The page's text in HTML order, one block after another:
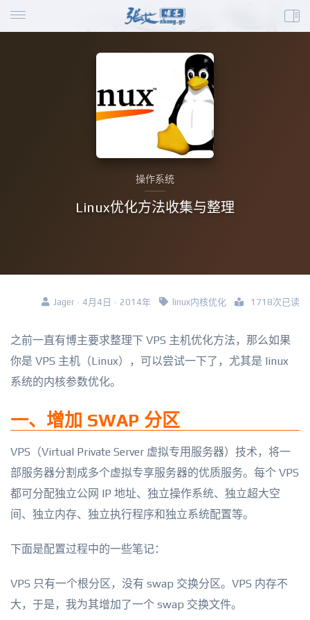
操作系统
Linux优化方法收集与整理
Jager · 4月4日 · 2014年 linux内核优化 1718次已读
之前一直有博主要求整理下 VPS 主机优化方法，那么如果
你是 VPS 主机（Linux），可以尝试一下了，尤其是 linux
系统的内核参数优化。
一、增加 SWAP 分区
VPS（Virtual Private Server 虚拟专用服务器）技术，将一
部服务器分割成多个虚拟专享服务器的优质服务。每个 VPS
都可分配独立公网 IP 地址、独立操作系统、独立超大空
间、独立内存、独立执行程序和独立系统配置等。
下面是配置过程中的一些笔记：
VPS 只有一个根分区，没有 swap 交换分区。VPS 内存不
大，于是，我为其增加了一个 swap 交换文件。